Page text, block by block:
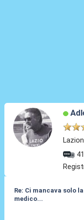
Re: Ci mancava solo
medico...